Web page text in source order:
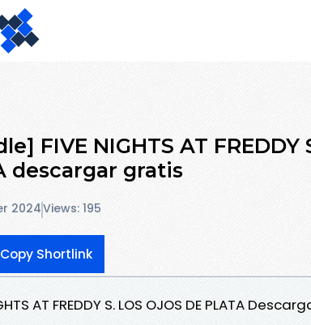
FIVE NIGHTS AT FREDDY
descargar gratis
2024Views: 195
Copy Shortlink
AT FREDDY S. LOS OJOS DE PLATA